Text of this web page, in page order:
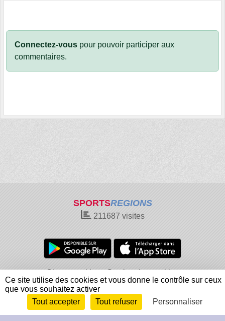
Connectez-vous pour pouvoir participer aux
commentaires.
SPORTSREGIONS
211687 visites
Charte cookies
Gestion des cookies
Informations légales
Signaler un contenu inapproprié
Envie de participer ? Connexion
Ce site utilise des cookies et vous donne le contrôle sur ceux
que vous souhaitez activer
Tout accepter
Tout refuser Personnaliser